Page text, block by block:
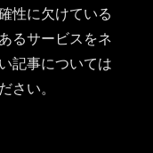
性に欠けている
るサービスをネ
記事については
さい。